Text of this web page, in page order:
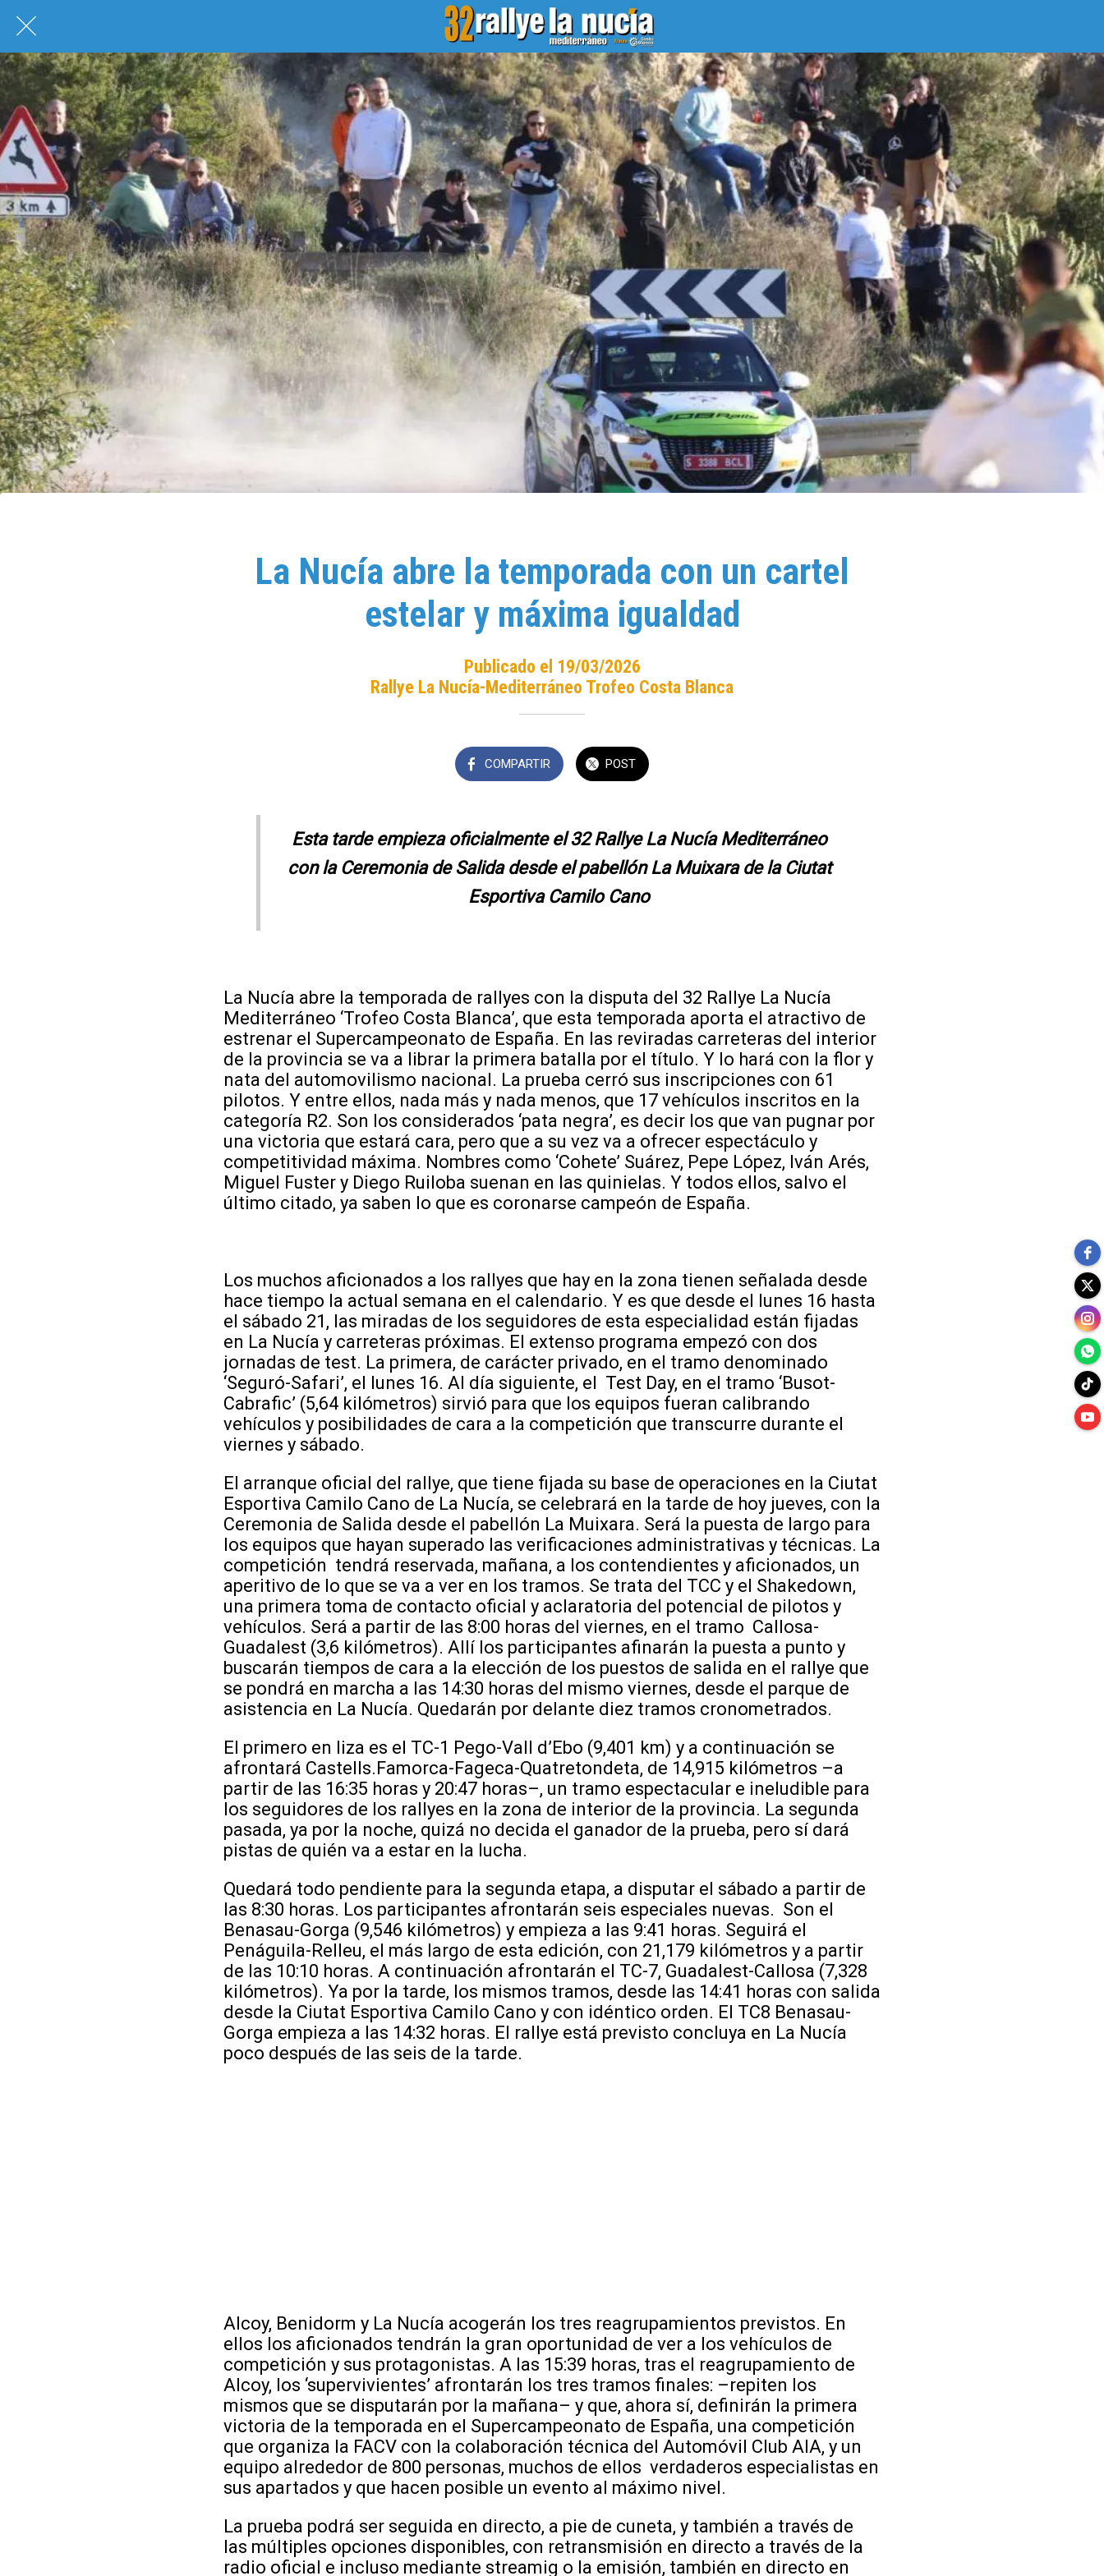
La Nucía abre la temporada con un cartel
estelar y máxima igualdad
Publicado el 19/03/2026
Rallye La Nucía-Mediterráneo Trofeo Costa Blanca
COMPARTIR POST
Esta tarde empieza oficialmente el 32 Rallye La Nucía Mediterráneo
con la Ceremonia de Salida desde el pabellón La Muixara de la Ciutat
Esportiva Camilo Cano
La Nucía abre la temporada de rallyes con la disputa del 32 Rallye La Nucía
Mediterráneo ‘Trofeo Costa Blanca’, que esta temporada aporta el atractivo de
estrenar el Supercampeonato de España. En las reviradas carreteras del interior
de la provincia se va a librar la primera batalla por el título. Y lo hará con la flor y
nata del automovilismo nacional. La prueba cerró sus inscripciones con 61
pilotos. Y entre ellos, nada más y nada menos, que 17 vehículos inscritos en la
categoría R2. Son los considerados ‘pata negra’, es decir los que van pugnar por
una victoria que estará cara, pero que a su vez va a ofrecer espectáculo y
competitividad máxima. Nombres como ‘Cohete’ Suárez, Pepe López, Iván Arés,
Miguel Fuster y Diego Ruiloba suenan en las quinielas. Y todos ellos, salvo el
último citado, ya saben lo que es coronarse campeón de España.
Los muchos aficionados a los rallyes que hay en la zona tienen señalada desde
hace tiempo la actual semana en el calendario. Y es que desde el lunes 16 hasta
el sábado 21, las miradas de los seguidores de esta especialidad están fijadas
en La Nucía y carreteras próximas. El extenso programa empezó con dos
jornadas de test. La primera, de carácter privado, en el tramo denominado
‘Seguró-Safari’, el lunes 16. Al día siguiente, el Test Day, en el tramo ‘Busot-
Cabrafic’ (5,64 kilómetros) sirvió para que los equipos fueran calibrando
vehículos y posibilidades de cara a la competición que transcurre durante el
viernes y sábado.
El arranque oficial del rallye, que tiene fijada su base de operaciones en la Ciutat
Esportiva Camilo Cano de La Nucía, se celebrará en la tarde de hoy jueves, con la
Ceremonia de Salida desde el pabellón La Muixara. Será la puesta de largo para
los equipos que hayan superado las verificaciones administrativas y técnicas. La
competición tendrá reservada, mañana, a los contendientes y aficionados, un
aperitivo de lo que se va a ver en los tramos. Se trata del TCC y el Shakedown,
una primera toma de contacto oficial y aclaratoria del potencial de pilotos y
vehículos. Será a partir de las 8:00 horas del viernes, en el tramo Callosa-
Guadalest (3,6 kilómetros). Allí los participantes afinarán la puesta a punto y
buscarán tiempos de cara a la elección de los puestos de salida en el rallye que
se pondrá en marcha a las 14:30 horas del mismo viernes, desde el parque de
asistencia en La Nucía. Quedarán por delante diez tramos cronometrados.
El primero en liza es el TC-1 Pego-Vall d’Ebo (9,401 km) y a continuación se
afrontará Castells.Famorca-Fageca-Quatretondeta, de 14,915 kilómetros –a
partir de las 16:35 horas y 20:47 horas–, un tramo espectacular e ineludible para
los seguidores de los rallyes en la zona de interior de la provincia. La segunda
pasada, ya por la noche, quizá no decida el ganador de la prueba, pero sí dará
pistas de quién va a estar en la lucha.
Quedará todo pendiente para la segunda etapa, a disputar el sábado a partir de
las 8:30 horas. Los participantes afrontarán seis especiales nuevas. Son el
Benasau-Gorga (9,546 kilómetros) y empieza a las 9:41 horas. Seguirá el
Penáguila-Relleu, el más largo de esta edición, con 21,179 kilómetros y a partir
de las 10:10 horas. A continuación afrontarán el TC-7, Guadalest-Callosa (7,328
kilómetros). Ya por la tarde, los mismos tramos, desde las 14:41 horas con salida
desde la Ciutat Esportiva Camilo Cano y con idéntico orden. El TC8 Benasau-
Gorga empieza a las 14:32 horas. El rallye está previsto concluya en La Nucía
poco después de las seis de la tarde.
Alcoy, Benidorm y La Nucía acogerán los tres reagrupamientos previstos. En
ellos los aficionados tendrán la gran oportunidad de ver a los vehículos de
competición y sus protagonistas. A las 15:39 horas, tras el reagrupamiento de
Alcoy, los ‘supervivientes’ afrontarán los tres tramos finales: –repiten los
mismos que se disputarán por la mañana– y que, ahora sí, definirán la primera
victoria de la temporada en el Supercampeonato de España, una competición
que organiza la FACV con la colaboración técnica del Automóvil Club AIA, y un
equipo alrededor de 800 personas, muchos de ellos verdaderos especialistas en
sus apartados y que hacen posible un evento al máximo nivel.
La prueba podrá ser seguida en directo, a pie de cuneta, y también a través de
las múltiples opciones disponibles, con retransmisión en directo a través de la
radio oficial e incluso mediante streamig o la emisión, también en directo en